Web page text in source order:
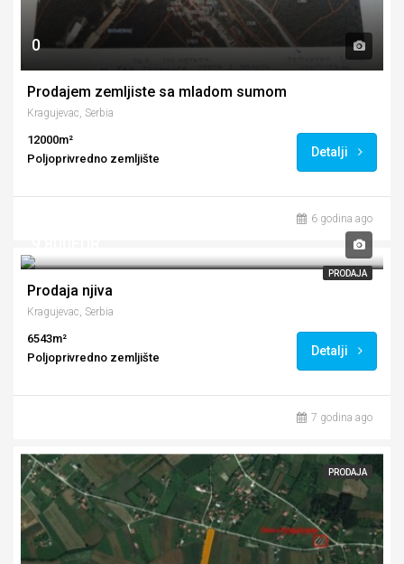
0
Prodajem zemljiste sa mladom sumom
Kragujevac, Serbia
12000m²
Poljoprivredno zemljište
Detalji
6 godina ago
PRODAJA
Prodaja njiva
Kragujevac, Serbia
6543m²
Poljoprivredno zemljište
Detalji
7 godina ago
PRODAJA